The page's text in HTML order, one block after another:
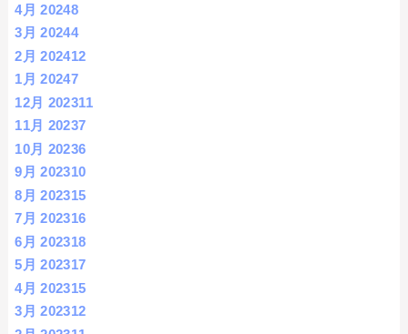
4月 20248
3月 20244
2月 202412
1月 20247
12月 202311
11月 20237
10月 20236
9月 202310
8月 202315
7月 202316
6月 202318
5月 202317
4月 202315
3月 202312